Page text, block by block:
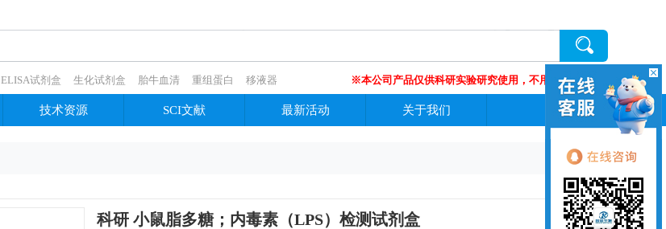
ELISA试剂盒 生化试剂盒 胎牛血清 重组蛋白 移液器 ※本公司产品仅供科研实验研究使用，不用于临床诊断 !
技术资源 SCI文献 最新活动 关于我们
科研 小鼠脂多糖；内毒素（LPS）检测试剂盒